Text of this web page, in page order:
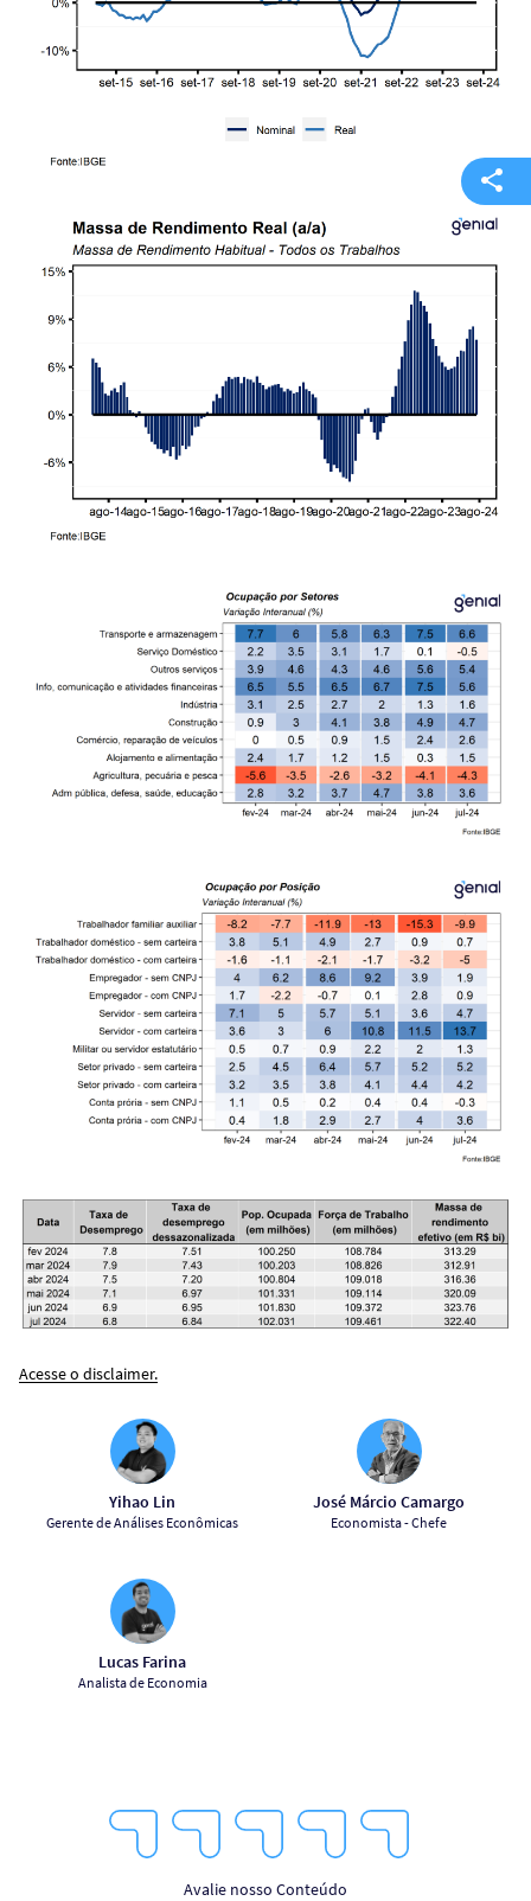
Acesse o disclaimer.
Yihao Lin
Gerente de Análises Econômicas
José Márcio Camargo
Economista - Chefe
Lucas Farina
Analista de Economia
Stars Stars
Avalie nosso Conteúdo